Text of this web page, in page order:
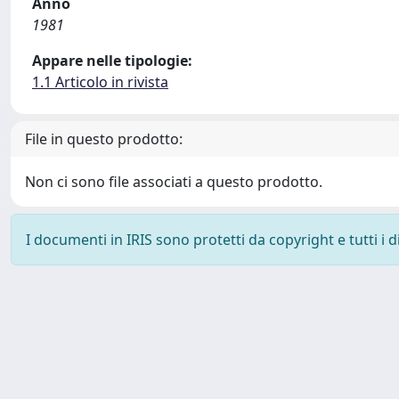
1981
Appare nelle tipologie:
1.1 Articolo in rivista
File in questo prodotto:
Non ci sono file associati a questo prodotto.
I documenti in IRIS sono protetti da copyright e tutti i